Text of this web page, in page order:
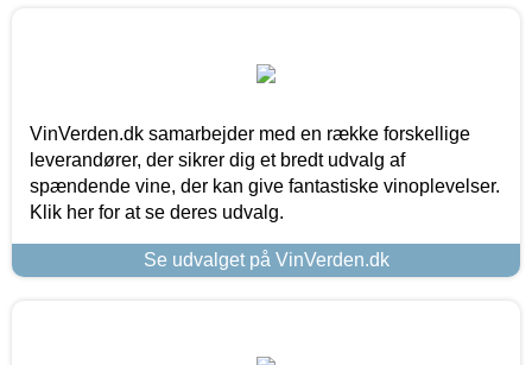
VinVerden.dk samarbejder med en række forskellige
leverandører, der sikrer dig et bredt udvalg af
spændende vine, der kan give fantastiske vinoplevelser.
Klik her for at se deres udvalg.
Se udvalget på VinVerden.dk